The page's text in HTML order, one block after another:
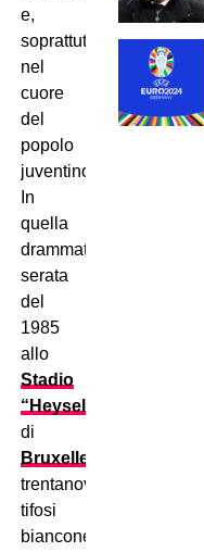
e,
soprattutto,
nel
cuore
del
popolo
juventino.
In
quella
drammatica
serata
del
1985
allo
Stadio
“Heysel”
di
Bruxelles
trentanove
tifosi
bianconeri